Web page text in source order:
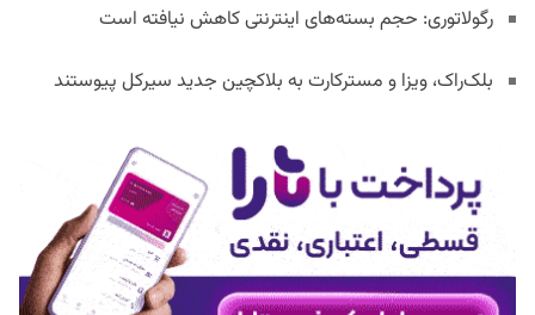
رگولاتوری: حجم بسته‌های اینترنتی کاهش نیافته است
بلک‌راک، ویزا و مسترکارت به بلاکچین جدید سیرکل پیوستند